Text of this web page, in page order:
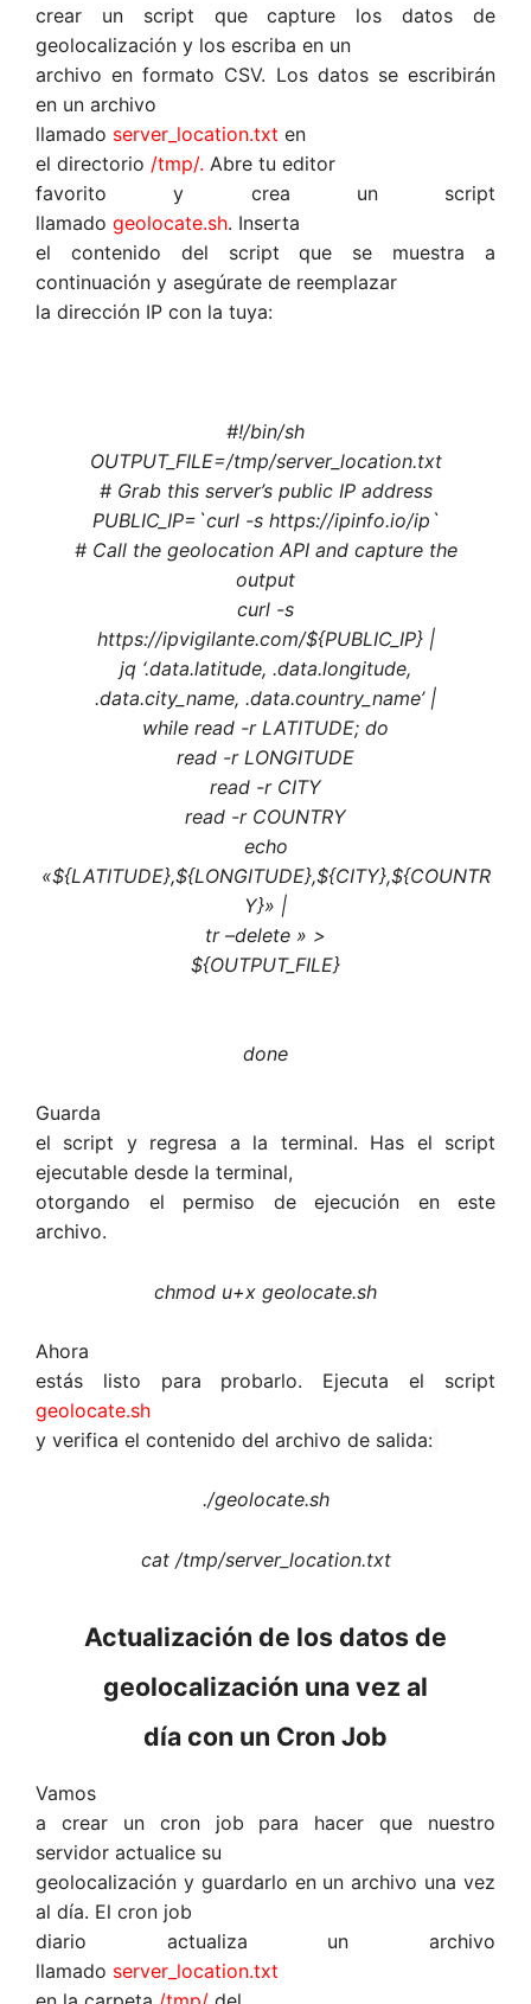
crear un script que capture los datos de
geolocalización y los escriba en un
archivo en formato CSV. Los datos se escribirán
en un archivo
llamado server_location.txt en
el directorio /tmp/. Abre tu editor
favorito y crea un script
llamado geolocate.sh. Inserta
el contenido del script que se muestra a
continuación y asegúrate de reemplazar
la dirección IP con la tuya:
#!/bin/sh
OUTPUT_FILE=/tmp/server_location.txt
# Grab this server’s public IP address
PUBLIC_IP=`curl -s https://ipinfo.io/ip`
# Call the geolocation API and capture the
output
curl -s
https://ipvigilante.com/${PUBLIC_IP} |
jq ‘.data.latitude, .data.longitude,
.data.city_name, .data.country_name’ |
while read -r LATITUDE; do
read -r LONGITUDE
read -r CITY
read -r COUNTRY
echo
«${LATITUDE},${LONGITUDE},${CITY},${COUNTR
Y}» |
tr –delete » >
${OUTPUT_FILE}
done
Guarda
el script y regresa a la terminal. Has el script
ejecutable desde la terminal,
otorgando el permiso de ejecución en este
archivo.
chmod u+x geolocate.sh
Ahora
estás listo para probarlo. Ejecuta el script
geolocate.sh
y verifica el contenido del archivo de salida:
./geolocate.sh
cat /tmp/server_location.txt
Actualización de los datos de
geolocalización una vez al
día con un Cron Job
Vamos
a crear un cron job para hacer que nuestro
servidor actualice su
geolocalización y guardarlo en un archivo una vez
al día. El cron job
diario actualiza un archivo
llamado server_location.txt